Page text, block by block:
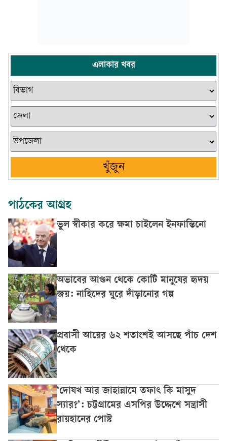
এলাকার খবর
খুঁজুন
পাঠকের আগ্রহ
ভুল স্বীকার করে ক্ষমা চাইলেন ইনফান্তিনো
অভাবের আগুন থেকে কোটি মানুষের হৃদয়
জয়: নাহিদের ঘুরে দাঁড়ানোর গল্প
প্রবাসী আয়ের ৬২ শতাংশই আসছে পাঁচ দেশ
থেকে
‘দোযখ আর জাহান্নামে তফাৎ কি মাসুদ
স্যার?’: চট্টগ্রামের এসপির উদ্দেশে সন্ত্রাসী
রায়হানের পোস্ট